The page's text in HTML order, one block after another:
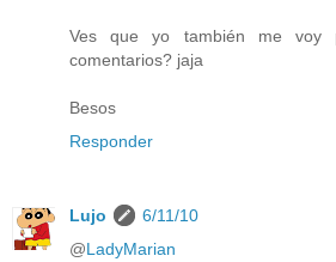
Ves que yo también me
comentarios? jaja
Besos
Responder
Lujo
6/11/10
@LadyMarian